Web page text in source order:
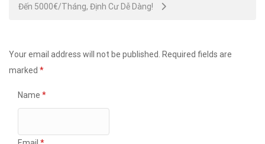
Đến 5000€/Tháng, Định Cư Dễ Dàng!
Your email address will not be published.
Required fields are
marked *
Name *